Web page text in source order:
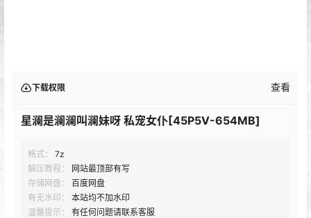
下载权限 查看
星澜是澜澜叫澜妹呀 私宠女仆[45P5V-654MB]
格式：
7z
解压教程：
网站最顶部有写
存储网盘：
百度网盘
有无水印：
本站均不加水印
温馨提示：
有任何问题请联系客服